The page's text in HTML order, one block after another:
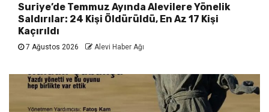
Suriye’de Temmuz Ayında Alevilere Yönelik
Saldırılar: 24 Kişi Öldürüldü, En Az 17 Kişi
Kaçırıldı
7 Ağustos 2026 Alevi Haber Ağı